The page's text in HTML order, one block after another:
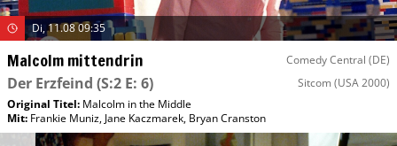
Di, 11.08 09:35
Malcolm mittendrin Comedy Central (DE)
Der Erzfeind (S:2 E: 6) Sitcom (USA 2000)
Original Titel: Malcolm in the Middle
Mit: Frankie Muniz, Jane Kaczmarek, Bryan Cranston